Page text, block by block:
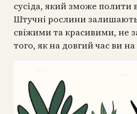
сусіда, який зможе полити
Штучні рослини
свіжими та красивими, не
того, як на довгий час ви